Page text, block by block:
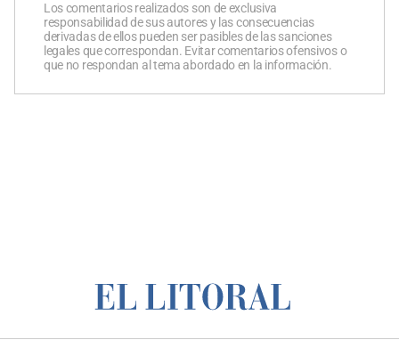
Los comentarios realizados son de exclusiva
responsabilidad de sus autores y las consecuencias
derivadas de ellos pueden ser pasibles de las sanciones
legales que correspondan. Evitar comentarios ofensivos o
que no respondan al tema abordado en la información.